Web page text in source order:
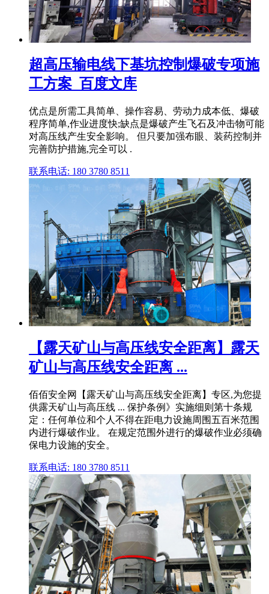
超高压输电线下基坑控制爆破专项施
工方案_百度文库
优点是所需工具简单、操作容易、劳动力成本低、爆破
程序简单,作业进度快;缺点是爆破产生飞石及冲击物可能
对高压线产生安全影响。 但只要加强布眼、装药控制并
完善防护措施,完全可以 .
联系电话: 180 3780 8511
【露天矿山与高压线安全距离】露天
矿山与高压线安全距离 ...
佰佰安全网【露天矿山与高压线安全距离】专区,为您提
供露天矿山与高压线 ... 保护条例》实施细则第十条规
定：任何单位和个人不得在距电力设施周围五百米范围
内进行爆破作业。 在规定范围外进行的爆破作业必须确
保电力设施的安全。
联系电话: 180 3780 8511